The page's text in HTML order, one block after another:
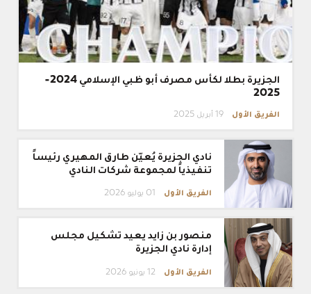
الجزيرة بطلا لكأس مصرف أبو ظبي الإسلامي 2024-
2025
الفريق الأول 19 أبريل 2025
الجزيرة
يُعيّن
طارق
المهيري
رئيساً
تنفيذياً
لمجموعة
شركات
النادي
نادي الجزيرة يُعيّن طارق المهيري رئيساً
تنفيذياً لمجموعة شركات النادي
الفريق الأول 01 يوليو 2026
منصور
زايد
يعيد
تشكيل
مجلس
منصور بن زايد يعيد تشكيل مجلس
إدارة نادي الجزيرة
الفريق الأول 12 يونيو 2026